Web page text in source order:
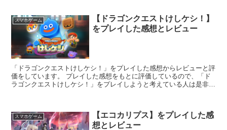
スマホゲーム
【ドラゴンクエストけしケシ！】
をプレイした感想とレビュー
「ドラゴンクエストけしケシ！」をプレイした感想からレビューと評
価をしています。 プレイした感想をもとに評価しているので、「ド
ラゴンクエストけしケシ！」をプレイしようと考えている人は是非参
スマホゲーム
【エコカリプス】をプレイした感
想とレビュー